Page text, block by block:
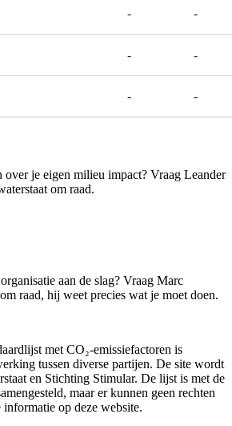
- -
- -
- -
over je eigen milieu impact? Vraag Leander
om raad.
aan de slag? Vraag Marc
raad, hij weet precies wat je moet doen.
met CO₂-emissiefactoren is
tussen diverse partijen. De site wordt
en Stichting Stimular. De lijst is met de
maar er kunnen geen rechten
op deze website.